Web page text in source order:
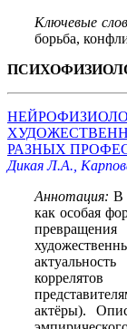
Ключевые
борьба,
РАЗНЫХ
Дикая Л.А.,
Аннотация:В
как особая
актёры).